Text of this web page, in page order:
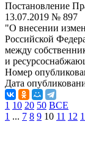
Постановление
13.07.2019 № 897
"О внесении
Российской
между
и
Номер
Дата
1 10 20 50 ВСЕ
1 ... 7 8 9 10 11 12